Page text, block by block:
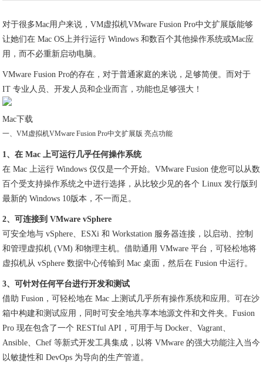
对于很多Mac用户来说，VM虚拟机VMware Fusion Pro中文扩展版能够
让她们在 Mac OS上并行运行 Windows 和数百个其他操作系统或Mac应
用，而不必重新启动电脑。
VMware Fusion Pro的存在，对于普通家庭的来说，足够简便。而对于
IT 专业人员、开发人员和企业而言，功能也足够强大！
Mac下载
一、VM虚拟机VMware Fusion Pro中文扩展版 亮点功能
1、在 Mac 上可运行几乎任何操作系统
在 Mac 上运行 Windows 仅仅是一个开始。VMware Fusion 使您可以从数
百个受支持操作系统之中进行选择，从比较少见的各个 Linux 发行版到
最新的 Windows 10版本，不一而足。
2、可连接到 VMware vSphere
可安全地与 vSphere、ESXi 和 Workstation 服务器连接，以启动、控制
和管理虚拟机 (VM) 和物理主机。借助通用 VMware 平台，可轻松地将
虚拟机从 vSphere 数据中心传输到 Mac 桌面，然后在 Fusion 中运行。
3、可针对任何平台进行开发和测试
借助 Fusion，可轻松地在 Mac 上测试几乎所有操作系统和应用。可在沙
箱中构建和测试应用，同时可安全地共享本地源文件和文件夹。Fusion
Pro 现在包含了一个 RESTful API，可用于与 Docker、Vagrant、
Ansible、Chef 等新式开发工具集成，以将 VMware 的强大功能注入当今
以敏捷性和 DevOps 为导向的生产管道。